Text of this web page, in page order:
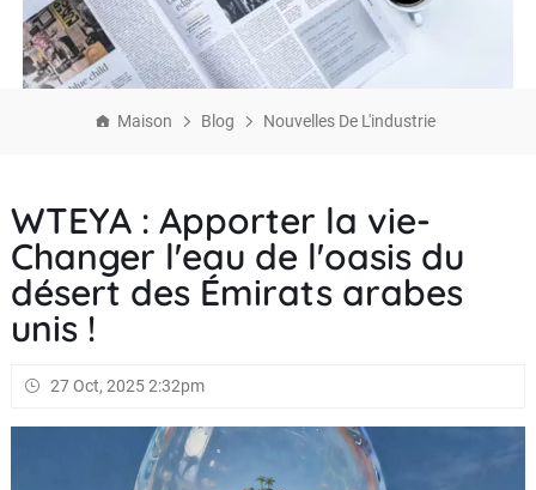
Maison Blog Nouvelles De L'industrie
WTEYA : Apporter la vie-
Changer l'eau de l'oasis du
désert des Émirats arabes
unis !
27 Oct, 2025 2:32pm